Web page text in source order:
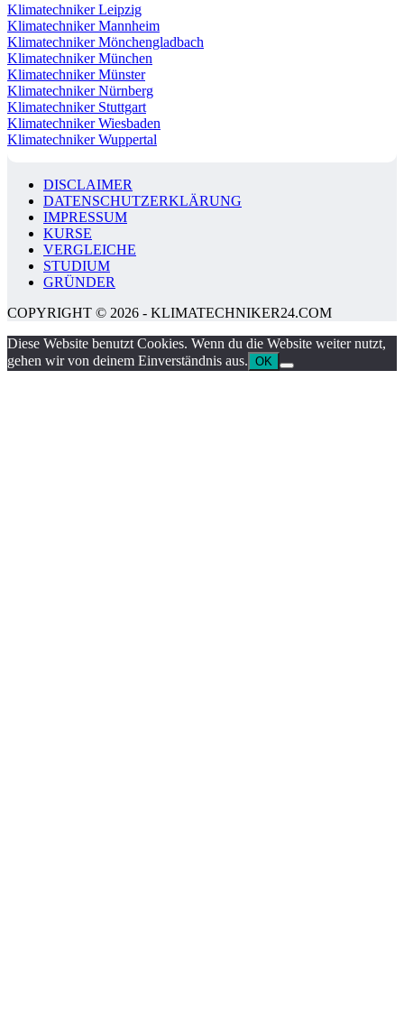
Klimatechniker Leipzig
Klimatechniker Mannheim
Klimatechniker Mönchengladbach
Klimatechniker München
Klimatechniker Münster
Klimatechniker Nürnberg
Klimatechniker Stuttgart
Klimatechniker Wiesbaden
Klimatechniker Wuppertal
DISCLAIMER
DATENSCHUTZERKLÄRUNG
IMPRESSUM
KURSE
VERGLEICHE
STUDIUM
GRÜNDER
COPYRIGHT © 2026 - KLIMATECHNIKER24.COM
Diese Website benutzt Cookies. Wenn du die Website weiter nutzt,
gehen wir von deinem Einverständnis aus. OK